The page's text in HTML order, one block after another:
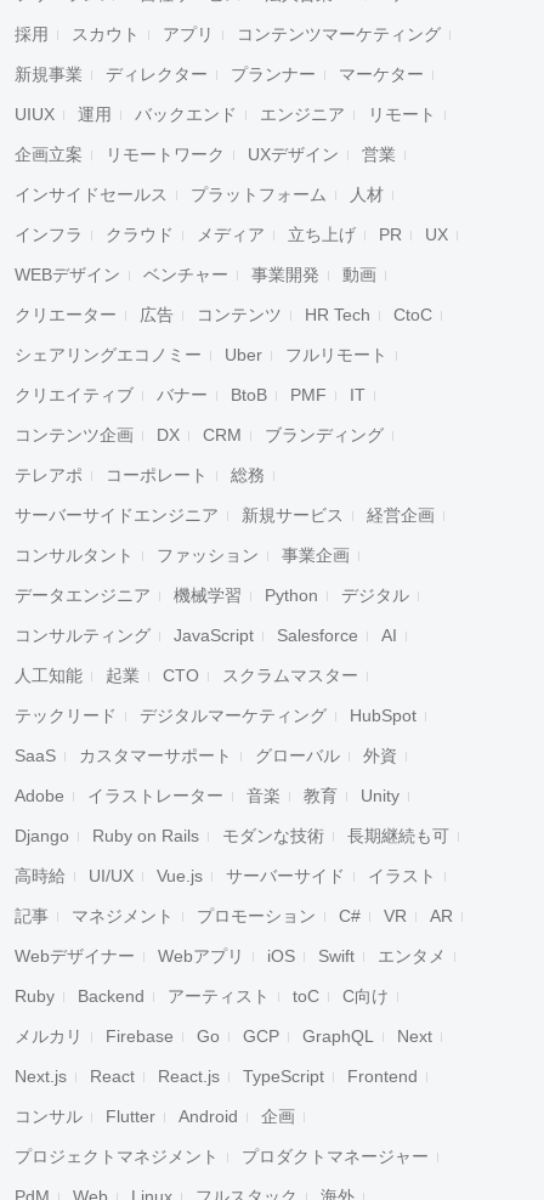
採用 スカウト アプリ コンテンツマーケティング
新規事業 ディレクター プランナー マーケター
UIUX 運用 バックエンド エンジニア リモート
企画立案 リモートワーク UXデザイン 営業
インサイドセールス プラットフォーム 人材
インフラ クラウド メディア 立ち上げ PR UX
WEBデザイン ベンチャー 事業開発 動画
クリエーター 広告 コンテンツ HR Tech CtoC
シェアリングエコノミー Uber フルリモート
クリエイティブ バナー BtoB PMF IT
コンテンツ企画 DX CRM ブランディング
テレアポ コーポレート 総務
サーバーサイドエンジニア 新規サービス 経営企画
コンサルタント ファッション 事業企画
データエンジニア 機械学習 Python デジタル
コンサルティング JavaScript Salesforce AI
人工知能 起業 CTO スクラムマスター
テックリード デジタルマーケティング HubSpot
SaaS カスタマーサポート グローバル 外資
Adobe イラストレーター 音楽 教育 Unity
Django Ruby on Rails モダンな技術 長期継続も可
高時給 UI/UX Vue.js サーバーサイド イラスト
記事 マネジメント プロモーション C# VR AR
Webデザイナー Webアプリ iOS Swift エンタメ
Ruby Backend アーティスト toC C向け
メルカリ Firebase Go GCP GraphQL Next
Next.js React React.js TypeScript Frontend
コンサル Flutter Android 企画
プロジェクトマネジメント プロダクトマネージャー